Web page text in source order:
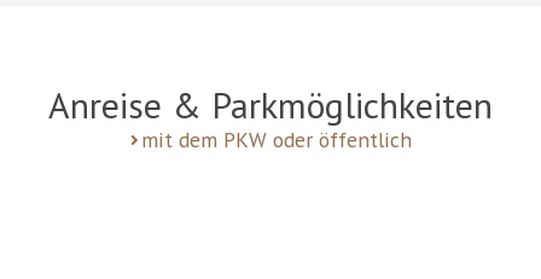
Anreise & Parkmöglichkeiten
mit dem PKW oder öffentlich